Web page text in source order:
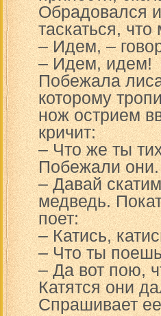
Обрадовался
таскаться,
– Идем, –
– Идем, идем!
Побежала
которому
нож острием
кричит:
– Что же ты
Побежали они.
– Давай
медведь.
поет:
– Катись,
– Что ты
– Да вот пою,
Катятся они
Спрашивает